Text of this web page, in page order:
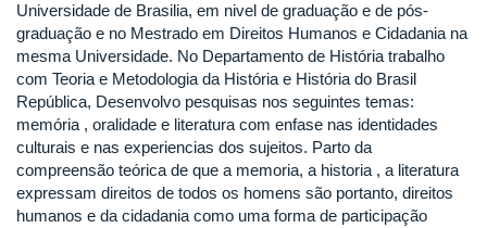
Universidade de Brasilia, em nivel de graduação e de pós-
graduação e no Mestrado em Direitos Humanos e Cidadania na
mesma Universidade. No Departamento de História trabalho
com Teoria e Metodologia da História e História do Brasil
República, Desenvolvo pesquisas nos seguintes temas:
memória , oralidade e literatura com enfase nas identidades
culturais e nas experiencias dos sujeitos. Parto da
compreensão teórica de que a memoria, a historia , a literatura
expressam direitos de todos os homens são portanto, direitos
humanos e da cidadania como uma forma de participação